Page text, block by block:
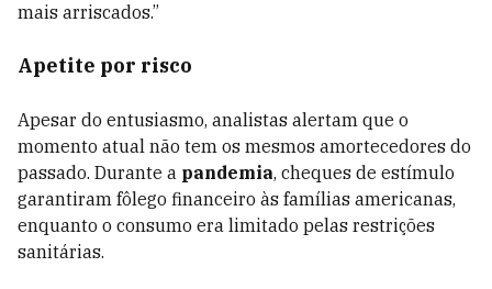
mais arriscados.”
Apetite por risco
Apesar do entusiasmo, analistas alertam que o
momento atual não tem os mesmos amortecedores do
passado. Durante a pandemia, cheques de estímulo
garantiram fôlego financeiro às famílias americanas,
enquanto o consumo era limitado pelas restrições
sanitárias.